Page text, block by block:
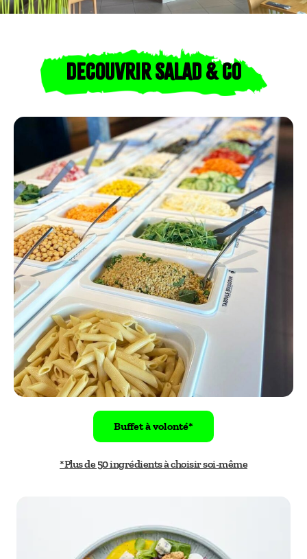
DECOUVRIR SALAD & CO
Buffet à volonté*
*Plus de 50 ingrédients à choisir soi-même